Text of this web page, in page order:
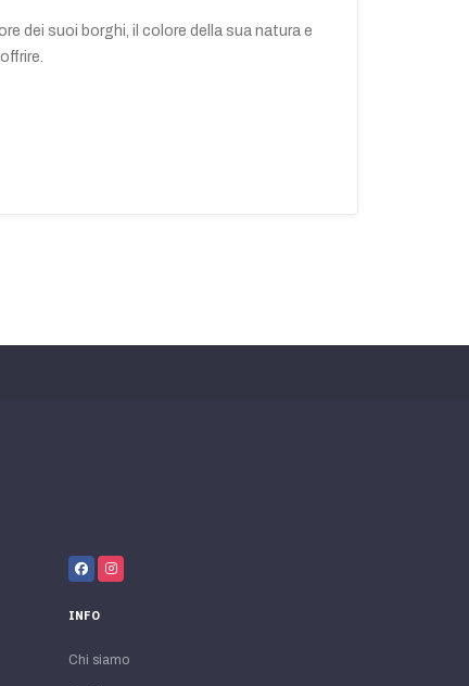
dei suoi borghi, il colore della sua natura e
INFO
Chi siamo